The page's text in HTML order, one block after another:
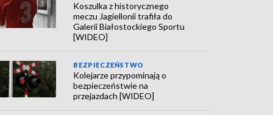
Koszulka z historycznego
meczu Jagiellonii trafiła do
Galerii Białostockiego Sportu
[WIDEO]
BEZPIECZEŃSTWO
Kolejarze przypominają o
bezpieczeństwie na
przejazdach [WIDEO]